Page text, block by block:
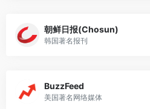
朝鲜日报(Chosun)
韩国著名报刊
BuzzFeed
美国著名网络媒体